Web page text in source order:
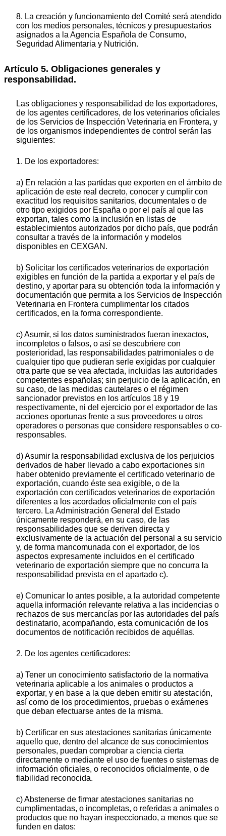
8. La creación y funcionamiento del Comité será atendido
con los medios personales, técnicos y presupuestarios
asignados a la Agencia Española de Consumo,
Seguridad Alimentaria y Nutrición.
Artículo 5. Obligaciones generales y
responsabilidad.
Las obligaciones y responsabilidad de los exportadores,
de los agentes certificadores, de los veterinarios oficiales
de los Servicios de Inspección Veterinaria en Frontera, y
de los organismos independientes de control serán las
siguientes:
1. De los exportadores:
a) En relación a las partidas que exporten en el ámbito de
aplicación de este real decreto, conocer y cumplir con
exactitud los requisitos sanitarios, documentales o de
otro tipo exigidos por España o por el país al que las
exportan, tales como la inclusión en listas de
establecimientos autorizados por dicho país, que podrán
consultar a través de la información y modelos
disponibles en CEXGAN.
b) Solicitar los certificados veterinarios de exportación
exigibles en función de la partida a exportar y el país de
destino, y aportar para su obtención toda la información y
documentación que permita a los Servicios de Inspección
Veterinaria en Frontera cumplimentar los citados
certificados, en la forma correspondiente.
c) Asumir, si los datos suministrados fueran inexactos,
incompletos o falsos, o así se descubriere con
posterioridad, las responsabilidades patrimoniales o de
cualquier tipo que pudieran serle exigidas por cualquier
otra parte que se vea afectada, incluidas las autoridades
competentes españolas; sin perjuicio de la aplicación, en
su caso, de las medidas cautelares o el régimen
sancionador previstos en los artículos 18 y 19
respectivamente, ni del ejercicio por el exportador de las
acciones oportunas frente a sus proveedores u otros
operadores o personas que considere responsables o co-
responsables.
d) Asumir la responsabilidad exclusiva de los perjuicios
derivados de haber llevado a cabo exportaciones sin
haber obtenido previamente el certificado veterinario de
exportación, cuando éste sea exigible, o de la
exportación con certificados veterinarios de exportación
diferentes a los acordados oficialmente con el país
tercero. La Administración General del Estado
únicamente responderá, en su caso, de las
responsabilidades que se deriven directa y
exclusivamente de la actuación del personal a su servicio
y, de forma mancomunada con el exportador, de los
aspectos expresamente incluidos en el certificado
veterinario de exportación siempre que no concurra la
responsabilidad prevista en el apartado c).
e) Comunicar lo antes posible, a la autoridad competente
aquella información relevante relativa a las incidencias o
rechazos de sus mercancías por las autoridades del país
destinatario, acompañando, esta comunicación de los
documentos de notificación recibidos de aquéllas.
2. De los agentes certificadores:
a) Tener un conocimiento satisfactorio de la normativa
veterinaria aplicable a los animales o productos a
exportar, y en base a la que deben emitir su atestación,
así como de los procedimientos, pruebas o exámenes
que deban efectuarse antes de la misma.
b) Certificar en sus atestaciones sanitarias únicamente
aquello que, dentro del alcance de sus conocimientos
personales, puedan comprobar a ciencia cierta
directamente o mediante el uso de fuentes o sistemas de
información oficiales, o reconocidos oficialmente, o de
fiabilidad reconocida.
c) Abstenerse de firmar atestaciones sanitarias no
cumplimentadas, o incompletas, o referidas a animales o
productos que no hayan inspeccionado, a menos que se
funden en datos: